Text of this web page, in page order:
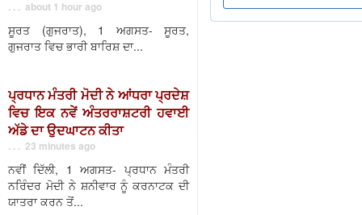
. . . about 1 hour ago
ਸੂਰਤ (ਗੁਜਰਾਤ), 1 ਅਗਸਤ- ਸੂਰਤ,
ਗੁਜਰਾਤ ਵਿਚ ਭਾਰੀ ਬਾਰਿਸ਼ ਦਾ...
ਪ੍ਰਧਾਨ ਮੰਤਰੀ ਮੋਦੀ ਨੇ ਆਂਧਰਾ ਪ੍ਰਦੇਸ਼
ਵਿਚ ਇਕ ਨਵੇਂ ਅੰਤਰਰਾਸ਼ਟਰੀ ਹਵਾਈ
ਅੱਡੇ ਦਾ ਉਦਘਾਟਨ ਕੀਤਾ
. . . 23 minutes ago
ਨਵੀਂ ਦਿੱਲੀ, 1 ਅਗਸਤ- ਪ੍ਰਧਾਨ ਮੰਤਰੀ
ਨਰਿੰਦਰ ਮੋਦੀ ਨੇ ਸ਼ਨੀਵਾਰ ਨੂੰ ਕਰਨਾਟਕ ਦੀ
ਯਾਤਰਾ ਕਰਨ ਤੋਂ...